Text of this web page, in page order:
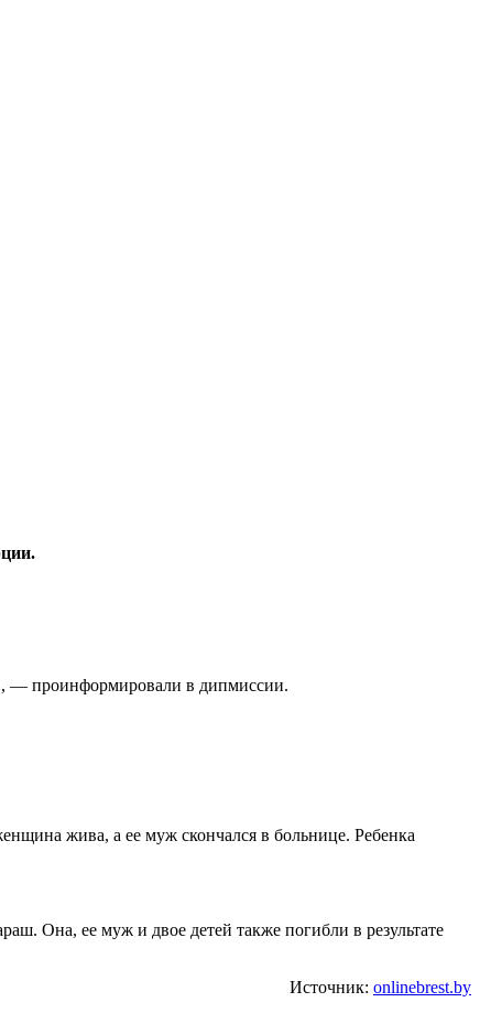
— проинформировали в дипмиссии.
жива, а ее муж скончался в больнице. Ребенка
Она, ее муж и двое детей также погибли в результате
Источник: onlinebrest.by